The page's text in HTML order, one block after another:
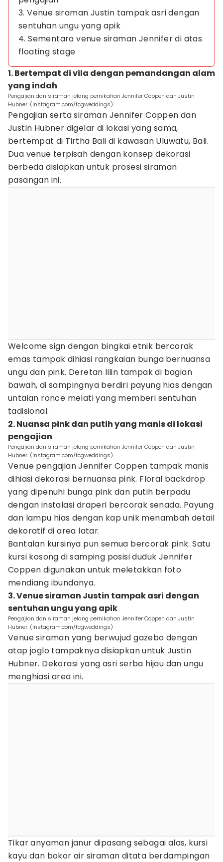
3. Venue siraman Justin tampak asri dengan
sentuhan ungu yang apik
4. Sementara venue siraman Jennifer di atas
floating stage
1. Bertempat di vila dengan pemandangan alam
yang indah
Pengajian dan siraman jelang pernikahan Jennifer Coppen dan Justin
Hubner. (Instagram.com/fcgweddings)
Pengajian serta siraman Jennifer Coppen dan
Justin Hubner digelar di lokasi yang sama,
bertempat di Tirtha Bali di kawasan Uluwatu, Bali.
Dua venue terpisah dengan konsep dekorasi
berbeda disiapkan untuk prosesi siraman
pasangan ini.
Welcome sign dengan bingkai etnik bercorak
emas tampak dihiasi rangkaian bunga bernuansa
ungu dan pink. Deretan lilin tampak di bagian
bawah, di sampingnya berdiri payung hias dengan
untaian ronce melati yang memberi sentuhan
tadisional.
2. Nuansa pink dan putih yang manis di lokasi
pengajian
Pengajian dan siraman jelang pernikahan Jennifer Coppen dan Justin
Hubner. (Instagram.com/fcgweddings)
Venue pengajian Jennifer Coppen tampak manis
dihiasi dekorasi bernuansa pink. Floral backdrop
yang dipenuhi bunga pink dan putih berpadu
dengan instalasi draperi bercorak senada. Payung
dan lampu hias dengan kap unik menambah detail
dekoratif di area latar.
Bantalan kursinya pun semua bercorak pink. Satu
kursi kosong di samping posisi duduk Jennifer
Coppen digunakan untuk meletakkan foto
mendiang ibundanya.
3. Venue siraman Justin tampak asri dengan
sentuhan ungu yang apik
Pengajian dan siraman jelang pernikahan Jennifer Coppen dan Justin
Hubner. (Instagram.com/fcgweddings)
Venue siraman yang berwujud gazebo dengan
atap joglo tampaknya disiapkan untuk Justin
Hubner. Dekorasi yang asri serba hijau dan ungu
menghiasi area ini.
Tikar anyaman janur dipasang sebagai alas, kursi
kayu dan bokor air siraman ditata berdampingan